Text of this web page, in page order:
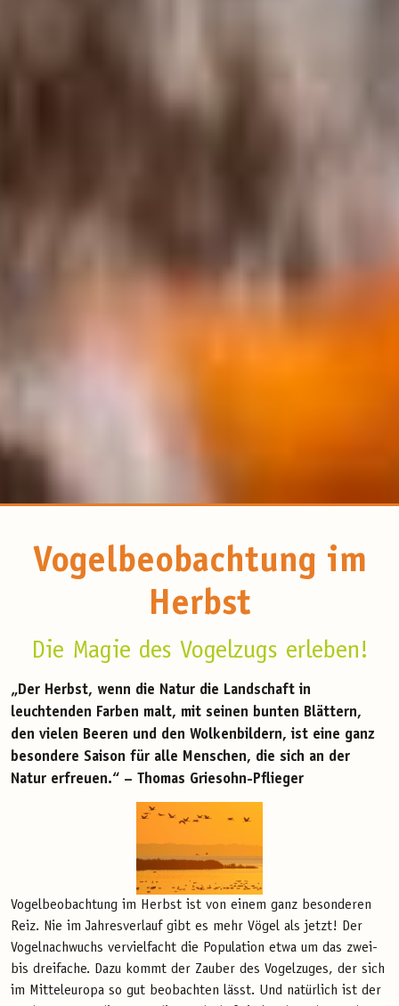
Vogelbeobachtung im
Herbst
Die Magie des Vogelzugs erleben!
„Der Herbst, wenn die Natur die Landschaft in
leuchtenden Farben malt, mit seinen bunten Blättern,
den vielen Beeren und den Wolkenbildern, ist eine ganz
besondere Saison für alle Menschen, die sich an der
Natur erfreuen.“ – Thomas Griesohn-Pflieger
Vogelbeobachtung im Herbst ist von einem ganz besonderen
Reiz. Nie im Jahresverlauf gibt es mehr Vögel als jetzt! Der
Vogelnachwuchs vervielfacht die Population etwa um das zwei-
bis dreifache. Dazu kommt der Zauber des Vogelzuges, der sich
im Mitteleuropa so gut beobachten lässt. Und natürlich ist der